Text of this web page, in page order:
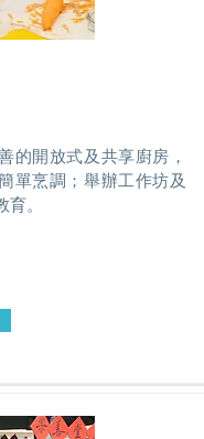
的開放式及共享廚房，
單烹調；舉辦工作坊及
。